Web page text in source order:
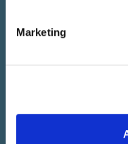
Marketing
Juryrapport
Heb je vragen over